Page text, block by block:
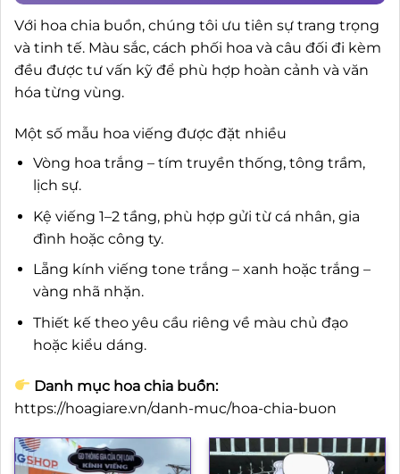
Với hoa chia buồn, chúng tôi ưu tiên sự trang trọng
và tinh tế. Màu sắc, cách phối hoa và câu đối đi kèm
đều được tư vấn kỹ để phù hợp hoàn cảnh và văn
hóa từng vùng.
Một số mẫu hoa viếng được đặt nhiều
Vòng hoa trắng – tím truyền thống, tông trầm,
lịch sự.
Kệ viếng 1–2 tầng, phù hợp gửi từ cá nhân, gia
đình hoặc công ty.
Lẵng kính viếng tone trắng – xanh hoặc trắng –
vàng nhã nhặn.
Thiết kế theo yêu cầu riêng về màu chủ đạo
hoặc kiểu dáng.
Danh mục hoa chia buồn:
https://hoagiare.vn/danh-muc/hoa-chia-buon